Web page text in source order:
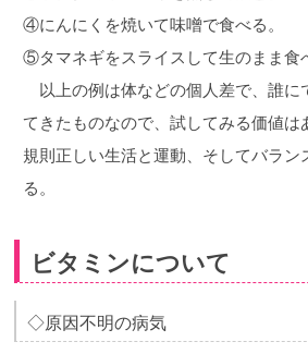
④にんにくを焼いて味噌で食べる。
⑤タマネギをスライスして生のまま食
以上の例は体などの個人差で、誰に
てきたものなので、試してみる価値
規則正しい生活と運動、そしてバラ
る。
ビタミンについて
◇原因不明の病気